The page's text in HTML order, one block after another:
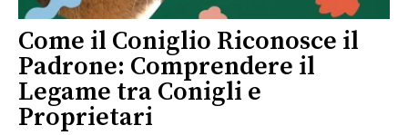
Come il Coniglio Riconosce il
Padrone: Comprendere il
Legame tra Conigli e
Proprietari